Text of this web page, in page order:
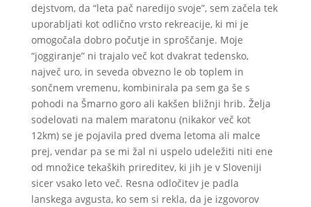
dejstvom, da “leta pač naredijo svoje”, sem začela tek
uporabljati kot odlično vrsto rekreacije, ki mi je
omogočala dobro počutje in sproščanje. Moje
“joggiranje” ni trajalo več kot dvakrat tedensko,
največ uro, in seveda obvezno le ob toplem in
sončnem vremenu, kombinirala pa sem ga še s
pohodi na Šmarno goro ali kakšen bližnji hrib. Želja
sodelovati na malem maratonu (nikakor več kot
12km) se je pojavila pred dvema letoma ali malce
prej, vendar pa se mi žal ni uspelo udeležiti niti ene
od množice tekaških prireditev, ki jih je v Sloveniji
sicer vsako leto več. Resna odločitev je padla
lanskega avgusta, ko sem si rekla, da je izgovorov